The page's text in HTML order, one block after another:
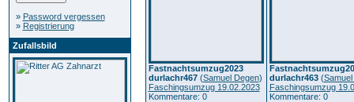
» Password vergessen
» Registrierung
Zufallsbild
Fastnachtsumzug2023
durlachr467(Samuel Degen)
Faschingsumzug 19.02.2023
Kommentare: 0
durlachr463(
Faschingsumzug
Kommentare: 0